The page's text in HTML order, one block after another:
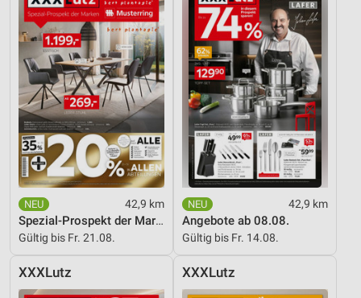
42,9 km
Spezial-Prospekt der Marken
Gültig bis Fr. 21.08.
42,9 km
Angebote ab 08.08.
Gültig bis Fr. 14.08.
XXXLutz XXXLutz
Verwendung von Profilen zur Auswahl
personalisierter Werbung
Erstellung von Profilen zur Personalisierung
von Inhalten
Verwendung von Profilen zur Auswahl
personalisierter Inhalte
Messung der Werbeleistung
Messung der Performance von Inhalten
Analyse von Zielgruppen durch Statistiken oder
Kombinationen von Daten aus verschiedenen
Quellen
Entwicklung und Verbesserung der Angebote